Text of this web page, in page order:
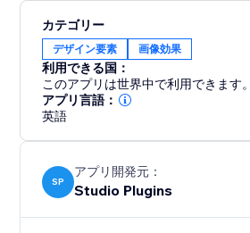
カテゴリー
デザイン要素 画像効果
利用できる国：
このアプリは世界中で利用できます。
アプリ言語：
英語
SP
アプリ開発元：
Studio Plugins